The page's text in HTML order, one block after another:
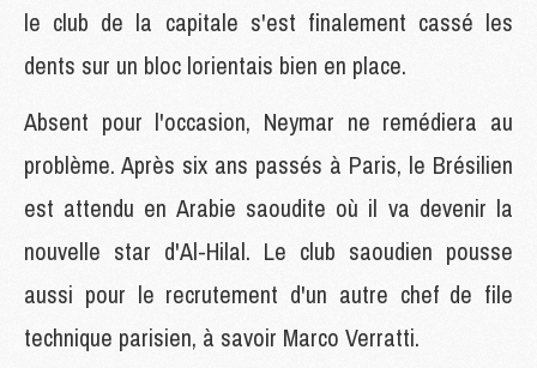
le club de la capitale s'est finalement cassé les
dents sur un bloc lorientais bien en place.
Absent pour l'occasion, Neymar ne remédiera au
problème. Après six ans passés à Paris, le Brésilien
est attendu en Arabie saoudite où il va devenir la
nouvelle star d'Al-Hilal. Le club saoudien pousse
aussi pour le recrutement d'un autre chef de file
technique parisien, à savoir Marco Verratti.